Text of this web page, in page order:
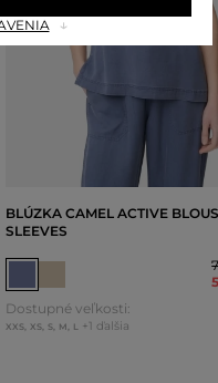
BLÚZKA CAMEL ACTIVE
SLEEVES
Dostupné veľkosti:
XXS XS S M L +1 ďalšia